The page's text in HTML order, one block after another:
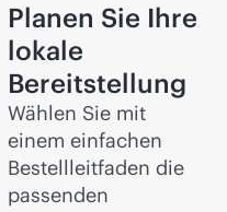
Planen Sie Ihre
lokale
Bereitstellung
Wählen Sie mit
einem einfachen
Bestellleitfaden die
passenden